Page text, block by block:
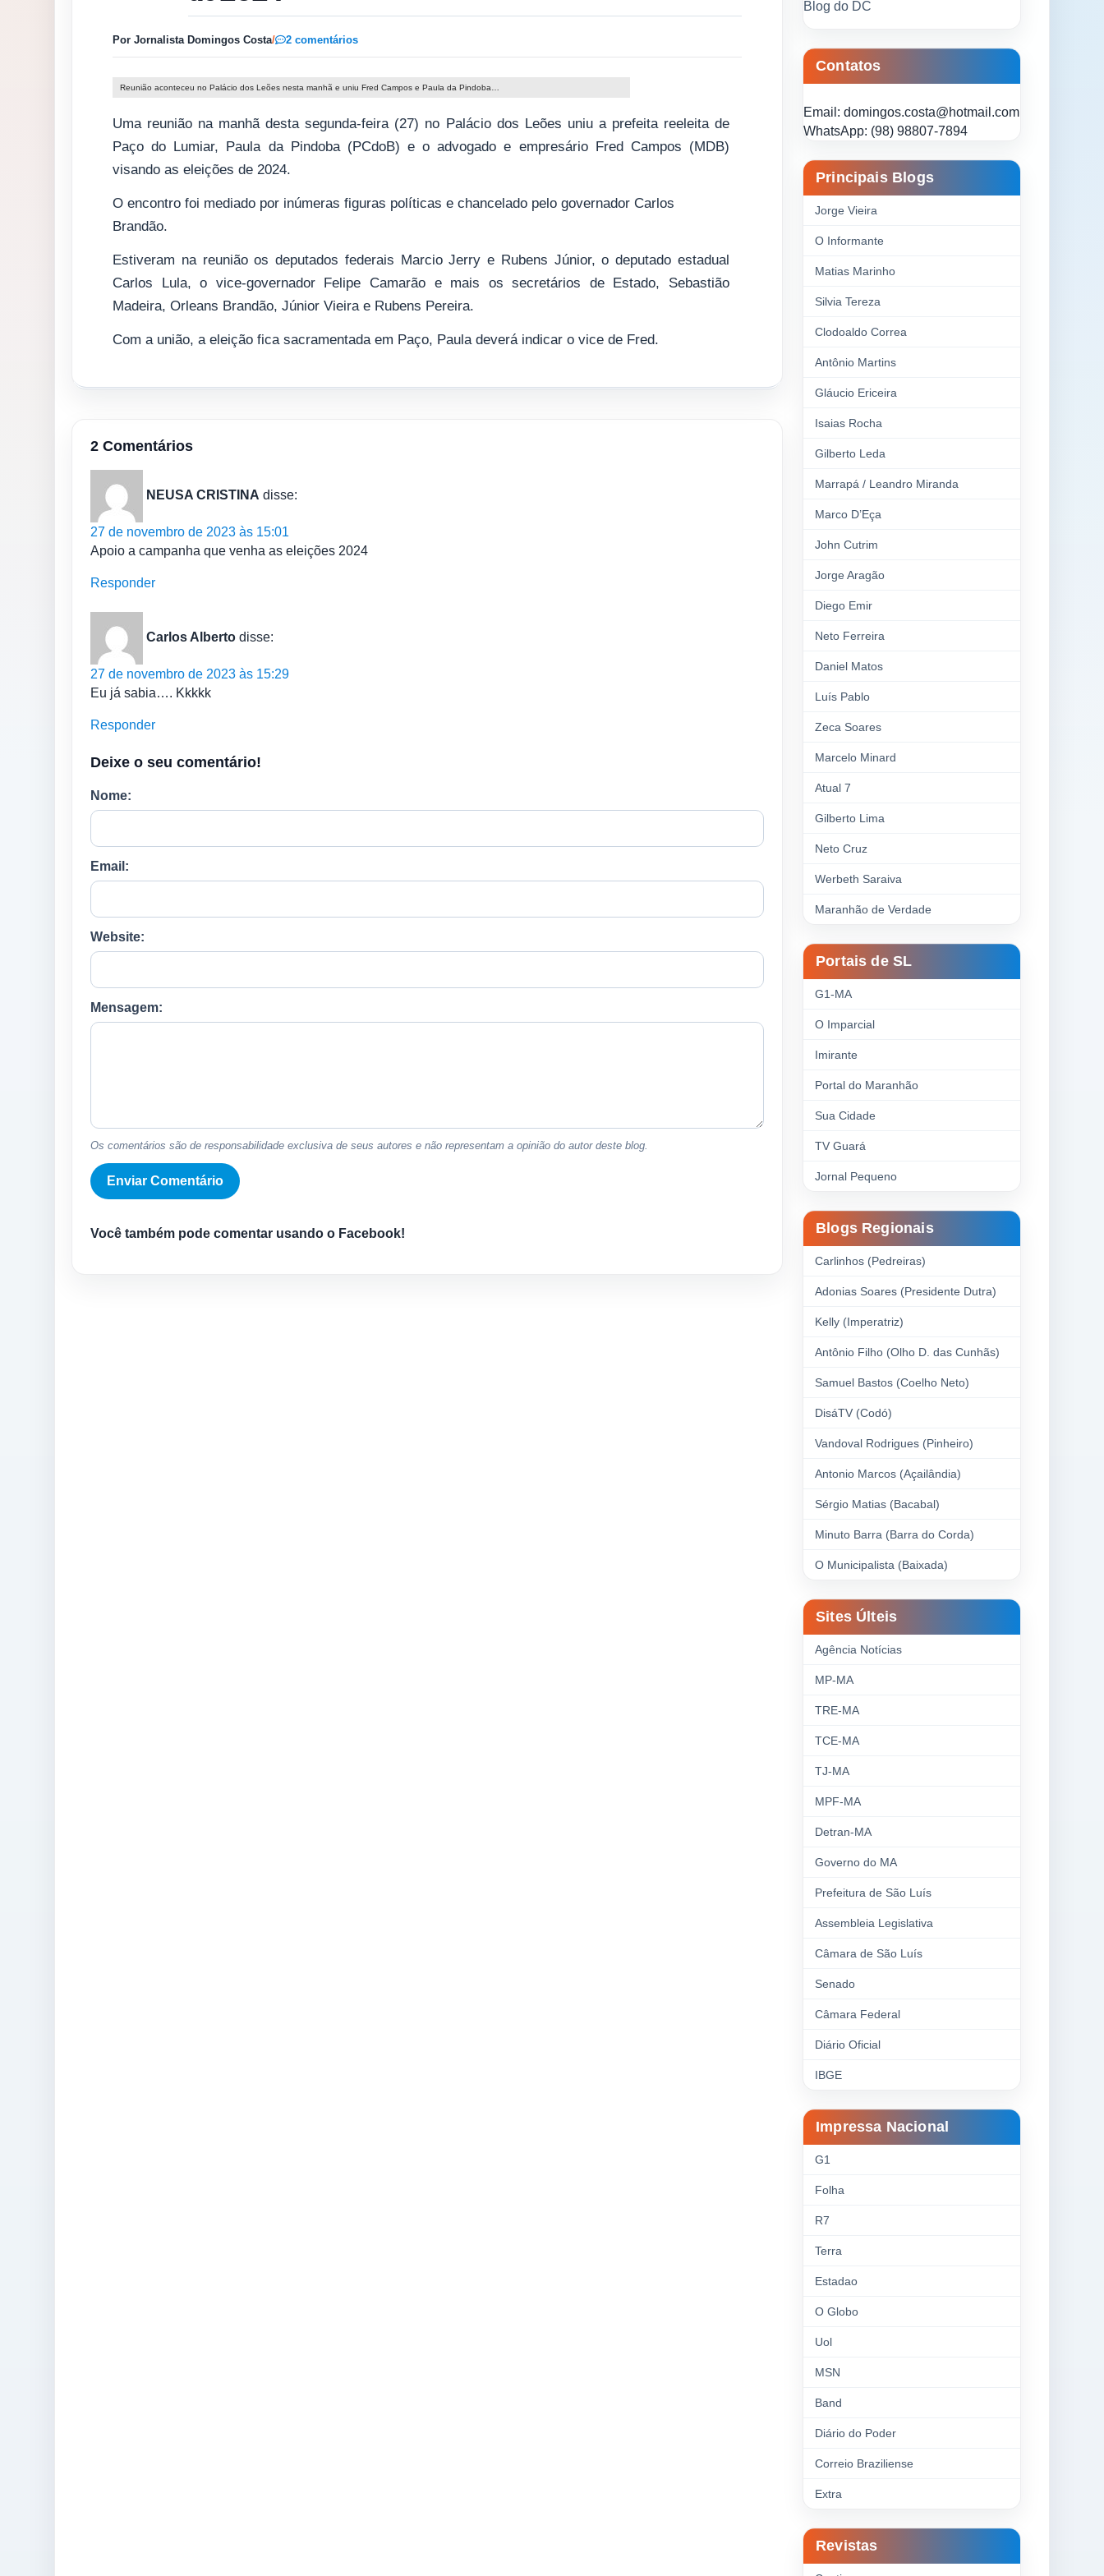
Por Jornalista Domingos Costa/ 2 comentários
Reunião aconteceu no Palácio dos Leões nesta manhã e uniu Fred Campos e Paula da Pindoba…
Uma reunião na manhã desta segunda-feira (27) no Palácio dos Leões uniu a prefeita reeleita de
Paço do Lumiar, Paula da Pindoba (PCdoB) e o advogado e empresário Fred Campos (MDB)
visando as eleições de 2024.
O encontro foi mediado por inúmeras figuras políticas e chancelado pelo governador Carlos
Brandão.
Estiveram na reunião os deputados federais Marcio Jerry e Rubens Júnior, o deputado estadual
Carlos Lula, o vice-governador Felipe Camarão e mais os secretários de Estado, Sebastião
Madeira, Orleans Brandão, Júnior Vieira e Rubens Pereira.
Com a união, a eleição fica sacramentada em Paço, Paula deverá indicar o vice de Fred.
2 Comentários
NEUSA CRISTINA disse:
27 de novembro de 2023 às 15:01
Apoio a campanha que venha as eleições 2024
Responder
Carlos Alberto disse:
27 de novembro de 2023 às 15:29
Eu já sabia…. Kkkkk
Responder
Deixe o seu comentário!
Nome:
Email:
Website:
Mensagem:
Os comentários são de responsabilidade exclusiva de seus autores e não representam a opinião do autor deste blog.
Você também pode comentar usando o Facebook!
Blog do DC
Contatos
Email: domingos.costa@hotmail.com
WhatsApp: (98) 98807-7894
Principais Blogs
Jorge Vieira
O Informante
Matias Marinho
Silvia Tereza
Clodoaldo Correa
Antônio Martins
Gláucio Ericeira
Isaias Rocha
Gilberto Leda
Marrapá / Leandro Miranda
Marco D’Eça
John Cutrim
Jorge Aragão
Diego Emir
Neto Ferreira
Daniel Matos
Luís Pablo
Zeca Soares
Marcelo Minard
Atual 7
Gilberto Lima
Neto Cruz
Werbeth Saraiva
Maranhão de Verdade
Portais de SL
G1-MA
O Imparcial
Imirante
Portal do Maranhão
Sua Cidade
TV Guará
Jornal Pequeno
Blogs Regionais
Carlinhos (Pedreiras)
Adonias Soares (Presidente Dutra)
Kelly (Imperatriz)
Antônio Filho (Olho D. das Cunhãs)
Samuel Bastos (Coelho Neto)
DisáTV (Codó)
Vandoval Rodrigues (Pinheiro)
Antonio Marcos (Açailândia)
Sérgio Matias (Bacabal)
Minuto Barra (Barra do Corda)
O Municipalista (Baixada)
Sites Últeis
Agência Notícias
MP-MA
TRE-MA
TCE-MA
TJ-MA
MPF-MA
Detran-MA
Governo do MA
Prefeitura de São Luís
Assembleia Legislativa
Câmara de São Luís
Senado
Câmara Federal
Diário Oficial
IBGE
Impressa Nacional
G1
Folha
R7
Terra
Estadao
O Globo
Uol
MSN
Band
Diário do Poder
Correio Braziliense
Extra
Revistas